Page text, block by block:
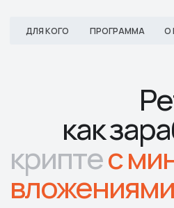
как
криптес
вложениями
ДЛЯ КОГО ПРОГРАММА О